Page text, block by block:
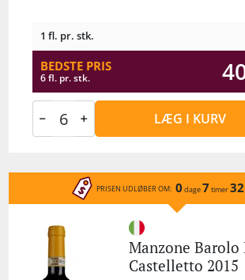
1 fl. pr. stk.
BEDSTE PRIS
6 fl. pr. stk.
LÆG I KURV
PRISEN UDLØBER OM: 0 dage7 timer32
Manzone Barolo
Castelletto 2015